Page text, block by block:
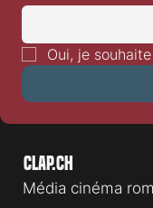
Oui, je
Clap.ch
Média cinéma